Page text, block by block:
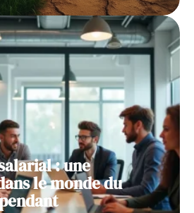
: une
le monde du